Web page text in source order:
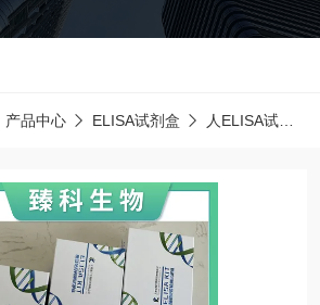
产品中心 ELISA试剂盒 人ELISA试剂盒